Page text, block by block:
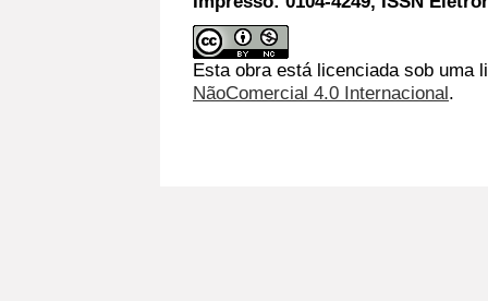
Esta obra está licenciada sob uma
NãoComercial 4.0 Internacional.